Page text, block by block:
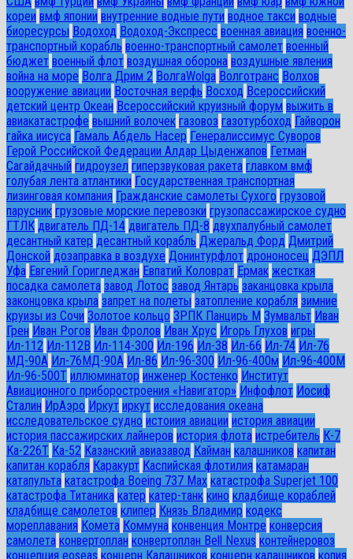
кореи вмф японии внутренние водные пути водное такси водные
биоресурсы Водоход Водоход-Экспресс военная авиация военно-
транспортный корабль военно-транспортный самолет военный
бюджет военный флот воздушная оборона воздушные явления
война на море Волга Дрим 2 ВолгаWolga Волготранс Волхов
вооружение авиации Восточная верфь Восход Всероссийский
детский центр Океан Всероссийский круизный форум выжить в
авиакатастрофе вышний волочек газовоз газотурбоход Гайворон
гайка иисуса Гамаль Абдель Насер Генералиссимус Суворов
Герой Российской Федерации Алдар Цыденжапов Гетман
Сагайдачный гидроузел гиперзвуковая ракета главком вмф
голубая лента атлантики Государственная транспортная
лизинговая компания Гражданские самолеты Сухого грузовой
парусник грузовые морские перевозки грузопассажирское судно
ГТЛК двигатель ПД-14 двигатель ПД-8 двухпалубный самолет
десантный катер десантный корабль Джеральд Форд Дмитрий
Донской дозаправка в воздухе Донинтурфлот дрононосец ДЭПЛ
Уфа Евгений Горигледжан Евпатий Коловрат Ермак жесткая
посадка самолета завод Лотос завод Янтарь заканцовка крыла
законцовка крыла запрет на полеты затопление корабля зимние
круизы из Сочи Золотое кольцо ЗРПК Панцирь М Зумвальт Иван
Грен Иван Рогов Иван Фролов Иван Хрус Игорь Глухов игры
Ил-112 Ил-112В Ил-114-300 Ил-196 Ил-38 Ил-66 Ил-74 Ил-76
МД-90А Ил-76МД-90А Ил-86 Ил-96-300 Ил-96-400м Ил-96-400М
Ил-96-500Т иллюминатор инженер Костенко Институт
Авиационного приборостроения «Навигатор» Инфофлот Иосиф
Сталин ИрАэро Иркут иркут исследования океана
исследовательское судно истоиия авиации история авиации
история пассажирских лайнеров история флота истребитель К-7
Ка-226Т Ка-52 Казанский авиазавод Кайман калашников капитан
капитан корабля Каракурт Каспийская флотилия катамаран
катапульта катастрофа Boeing 737 Max катастрофа Superjet 100
катастрофа Титаника катер катер-танк кино кладбище кораблей
кладбище самолетов клипер Князь Владимир кодекс
мореплавания Комета Коммуна конвенция Монтре конверсия
самолета конвертоплан конвертоплан Bell Nexus контейнеровоз
концепция eoseas концерн Калашников концерн калашников копия